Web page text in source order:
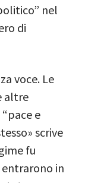
nel
di
voce. Le
altre
e
scrive
fu
in